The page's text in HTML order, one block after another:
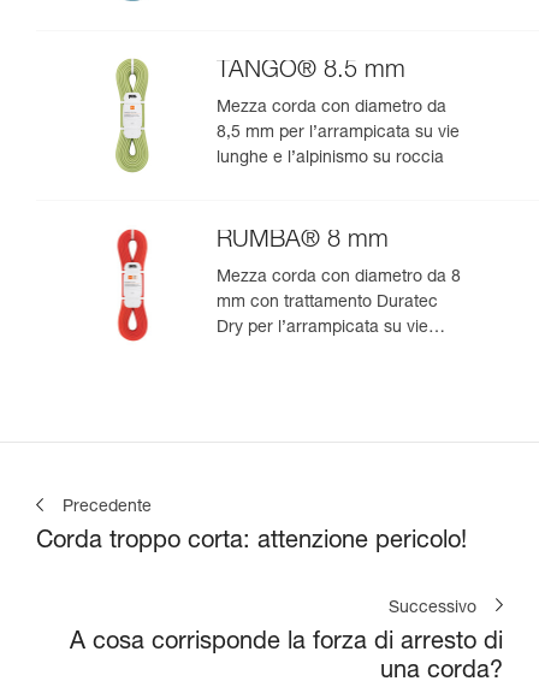
TANGO® 8.5 mm
Mezza corda con diametro da
8,5 mm per l’arrampicata su vie
lunghe e l’alpinismo su roccia
RUMBA® 8 mm
Mezza corda con diametro da 8
mm con trattamento Duratec
Dry per l’arrampicata su vie
Precedente
Corda troppo corta: attenzione pericolo!
Successivo
A cosa corrisponde la forza di arresto di
una corda?